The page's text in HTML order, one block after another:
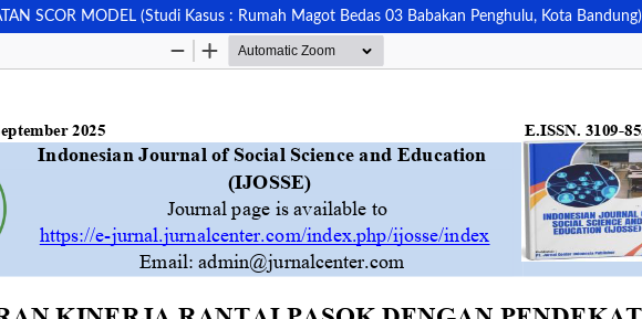
SCOR MODEL (Studi Kasus : Rumah Magot Bedas 03 Babakan Penghulu, Kota Bandung)